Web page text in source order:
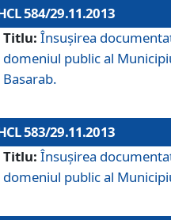
584/29.11.2013
Titlu: Însuşirea
domeniul public al
Basarab.
583/29.11.2013
Titlu: Însuşirea
domeniul public al